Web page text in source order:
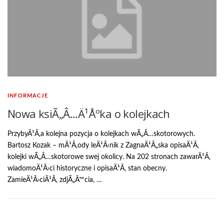
INFORMACJE
Nowa ksiÃ„Â…Ä¹Åºka o kolejkach
PrzybyÄ¹Â‚a kolejna pozycja o kolejkach wÃ„Â…skotorowych.
Bartosz Kozak – mÄ¹Â‚ody leÄ¹Â›nik z ZagnaÄ¹Â„ska opisaÄ¹Â‚
kolejki wÃ„Â…skotorowe swej okolicy. Na 202 stronach zawarÄ¹Â‚
wiadomoÄ¹Â›ci historyczne i opisaÄ¹Â‚ stan obecny.
ZamieÄ¹Â›ciÄ¹Â‚ zdjÃ„Â™cia, …